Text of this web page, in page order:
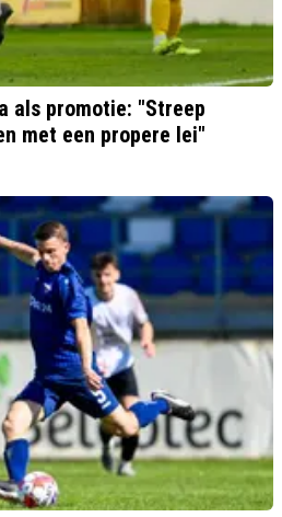
als promotie: "Streep
met een propere lei"